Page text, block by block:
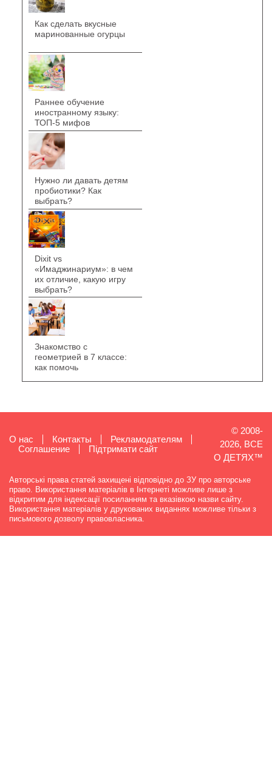
Как сделать вкусные
маринованные огурцы
Раннее обучение
иностранному языку:
ТОП-5 мифов
Нужно ли давать детям
пробиотики? Как
выбрать?
Dixit vs
«Имаджинариум»: в чем
их отличие, какую игру
выбрать?
Знакомство с
геометрией в 7 классе:
как помочь
О нас Контакты
Рекламодателям
Cоглашение
Підтримати сайт
© 2008-
2026, ВСЕ
О ДЕТЯХ™
Авторські права статей захищені відповідно до ЗУ про авторське
право. Використання матеріалів в Інтернеті можливе лише з
відкритим для індексації посиланням та вказівкою назви сайту.
Використання матеріалів у друкованих виданнях можливе тільки з
письмового дозволу правовласника.